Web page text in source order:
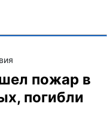
пожар в
погибли